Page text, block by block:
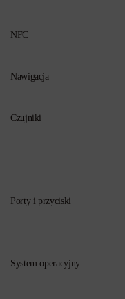
NFC
Nawigacja
Czujniki
Porty i przyciski
System operacyjny